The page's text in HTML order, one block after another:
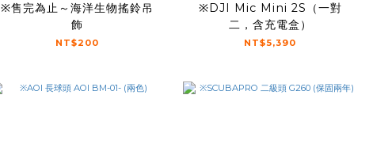
※售完為止～海洋生物搖鈴吊
飾
NT$200
※DJI Mic Mini 2S（一對
二，含充電盒）
NT$5,390